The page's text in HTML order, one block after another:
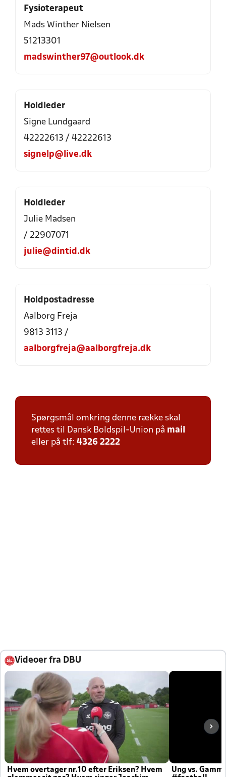
Fysioterapeut
Mads Winther Nielsen
51213301
madswinther97@outlook.dk
Holdleder
Signe Lundgaard
42222613 / 42222613
signelp@live.dk
Holdleder
Julie Madsen
/ 22907071
julie@dintid.dk
Holdpostadresse
Aalborg Freja
9813 3113 /
aalborgfreja@aalborgfreja.dk
Spørgsmål omkring denne række skal
rettes til Dansk Boldspil-Union på mail
eller på tlf: 4326 2222
Videoer fra DBU
Hvem overtager nr.10 efter Eriksen? Hvem
Ung vs.